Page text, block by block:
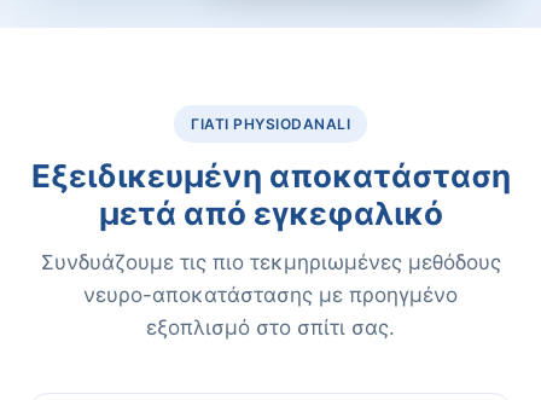
ΓΙΑΤΊ PHYSIODANALI
Εξειδικευμένη αποκατάσταση
μετά από εγκεφαλικό
Συνδυάζουμε τις πιο τεκμηριωμένες μεθόδους
νευρο-αποκατάστασης με προηγμένο
εξοπλισμό στο σπίτι σας.